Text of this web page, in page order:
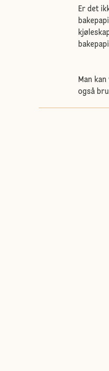
Er det
Man
også